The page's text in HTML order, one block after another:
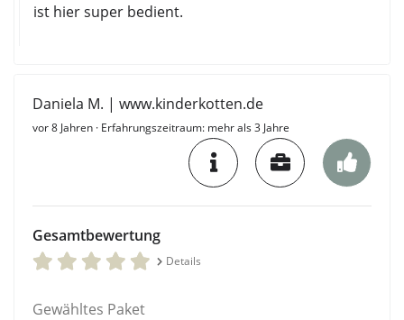
ist hier super bedient.
Daniela M. | www.kinderkotten.de
vor 8 Jahren · Erfahrungszeitraum: mehr als 3 Jahre
Gesamtbewertung
Details
Gewähltes Paket